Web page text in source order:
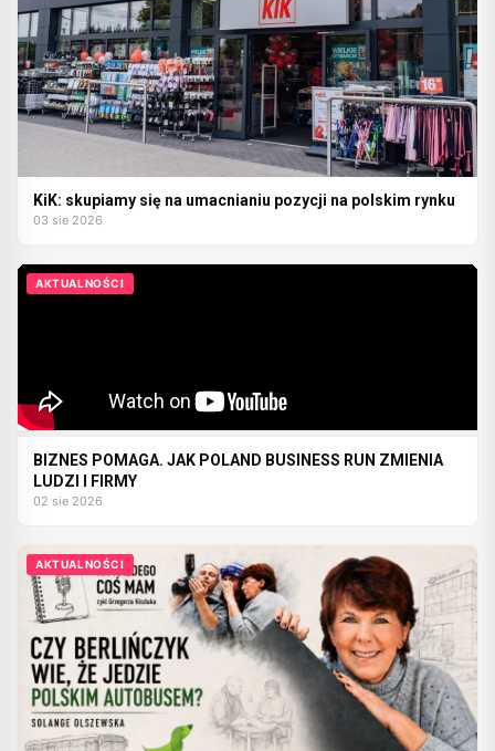
KiK: skupiamy się na umacnianiu pozycji na polskim rynku
03 sie 2026
AKTUALNOŚCI
BIZNES POMAGA. JAK POLAND BUSINESS RUN ZMIENIA
LUDZI I FIRMY
02 sie 2026
AKTUALNOŚCI